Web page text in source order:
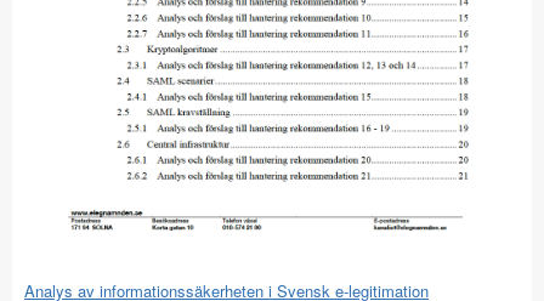
Analys av informationssäkerheten i Svensk e-legitimation